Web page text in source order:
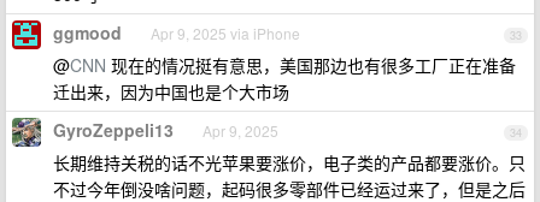
33
ggmood Apr 9, 2025 via iPhone
@CNN 现在的情况挺有意思，美国那边也有很多工厂正在准备
迁出来，因为中国也是个大市场
34
GyroZeppeli13 Apr 9, 2025
长期维持关税的话不光苹果要涨价，电子类的产品都要涨价。只
不过今年倒没啥问题，起码很多零部件已经运过来了，但是之后